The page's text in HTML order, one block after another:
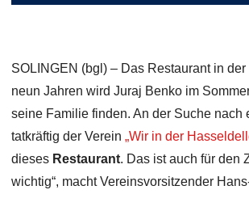
SOLINGEN (bgl) – Das Restaurant in der
neun Jahren wird Juraj Benko im
seine Familie finden. An der Suche
tatkräftig der Verein „Wir in der
dieses Restaurant. Das ist auch für den
wichtig“, macht Vereinsvorsitzender